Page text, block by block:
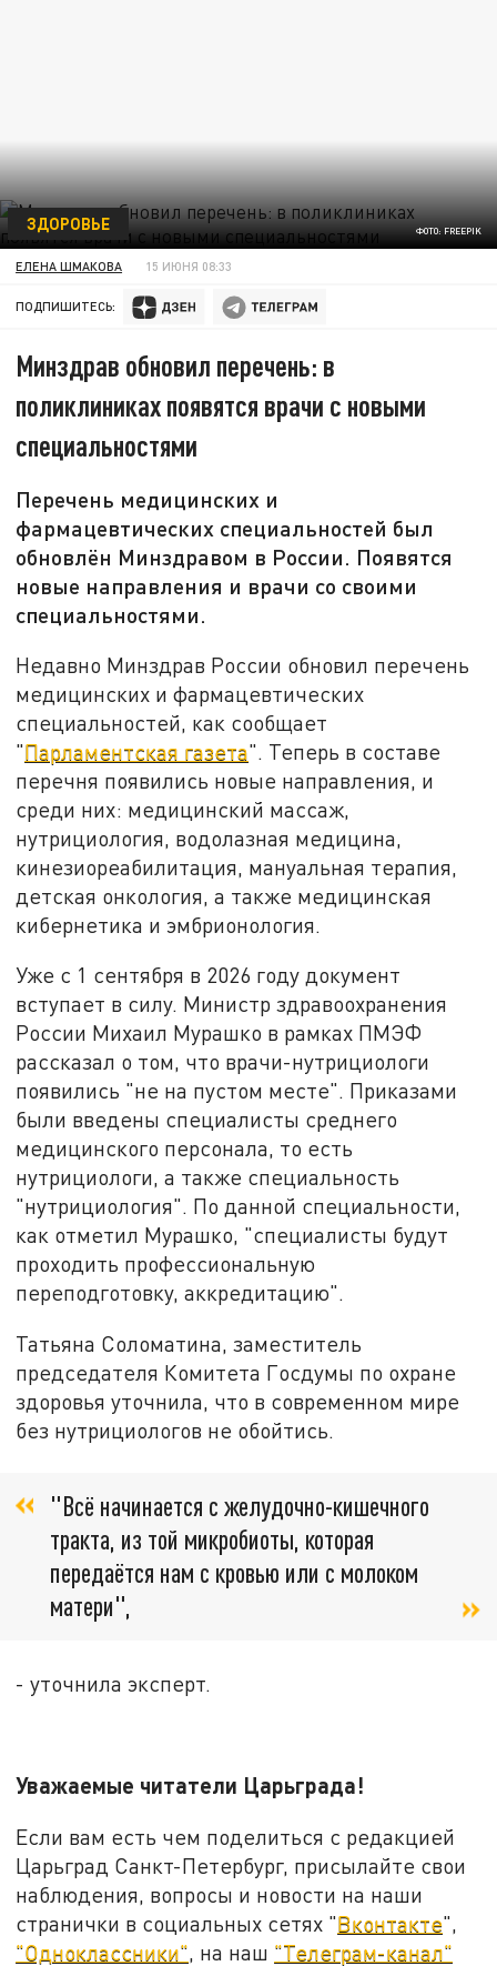
ФОТО: FREEPIK
ЗДОРОВЬЕ
ЕЛЕНА ШМАКОВА 15 ИЮНЯ 08:33
ПОДПИШИТЕСЬ:
Минздрав обновил перечень: в
поликлиниках появятся врачи с новыми
специальностями
Перечень медицинских и
фармацевтических специальностей был
обновлён Минздравом в России. Появятся
новые направления и врачи со своими
специальностями.
Недавно Минздрав России обновил перечень
медицинских и фармацевтических
специальностей, как сообщает
"Парламентская газета". Теперь в составе
перечня появились новые направления, и
среди них: медицинский массаж,
нутрициология, водолазная медицина,
кинезиореабилитация, мануальная терапия,
детская онкология, а также медицинская
кибернетика и эмбрионология.
Уже с 1 сентября в 2026 году документ
вступает в силу. Министр здравоохранения
России Михаил Мурашко в рамках ПМЭФ
рассказал о том, что врачи-нутрициологи
появились "не на пустом месте". Приказами
были введены специалисты среднего
медицинского персонала, то есть
нутрициологи, а также специальность
"нутрициология". По данной специальности,
как отметил Мурашко, "специалисты будут
проходить профессиональную
переподготовку, аккредитацию".
Татьяна Соломатина, заместитель
председателя Комитета Госдумы по охране
здоровья уточнила, что в современном мире
без нутрициологов не обойтись.
"Всё начинается с желудочно-кишечного
тракта, из той микробиоты, которая
передаётся нам с кровью или с молоком
матери",
- уточнила эксперт.
Уважаемые читатели Царьграда!
Если вам есть чем поделиться с редакцией
Царьград Санкт-Петербург, присылайте свои
наблюдения, вопросы и новости на наши
странички в социальных сетях "Вконтакте",
"Одноклассники", на наш "Телеграм-канал"